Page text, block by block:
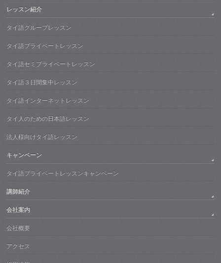
レッスン紹介
タイ語グループレッスン
タイ語プライベートレッスン
タイ語セミプライベートレッスン
タイ語３日間集中レッスン
タイ語インターネットレッスン
タイ人のための日本語レッスン
法人様向けタイ語レッスン
キャンペーン
タイ語プライベートレッスンキャンペーン
講師紹介
会社案内
会社概要
アクセス